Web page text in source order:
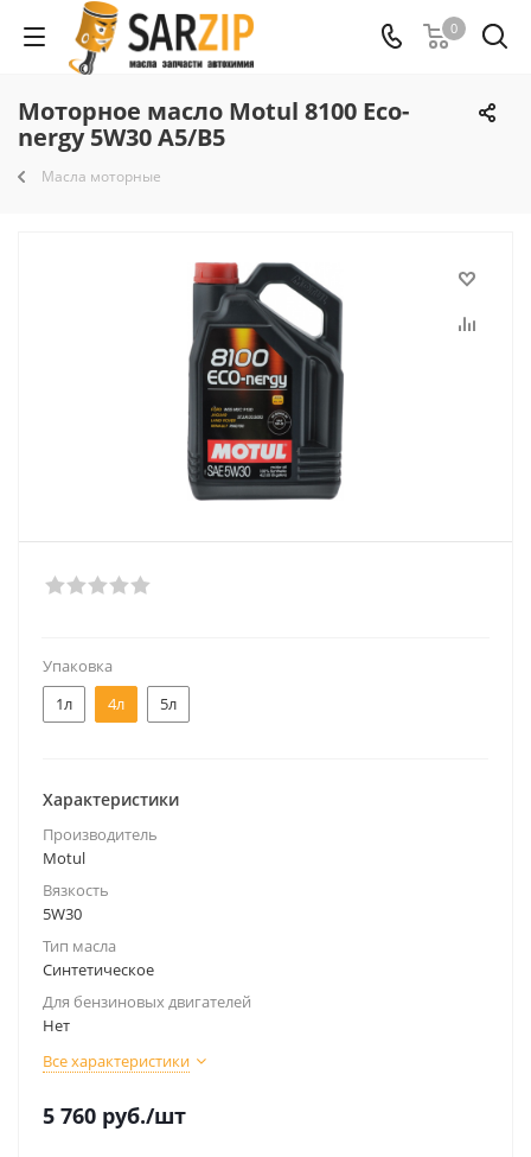
0
Моторное масло Motul 8100 Eco-
nergy 5W30 A5/B5
Масла моторные
Упаковка
1л
4л 5л
Характеристики
Производитель
Motul
Вязкость
5W30
Тип масла
Синтетическое
Для бензиновых двигателей
Нет
Все характеристики
5 760 руб./шт